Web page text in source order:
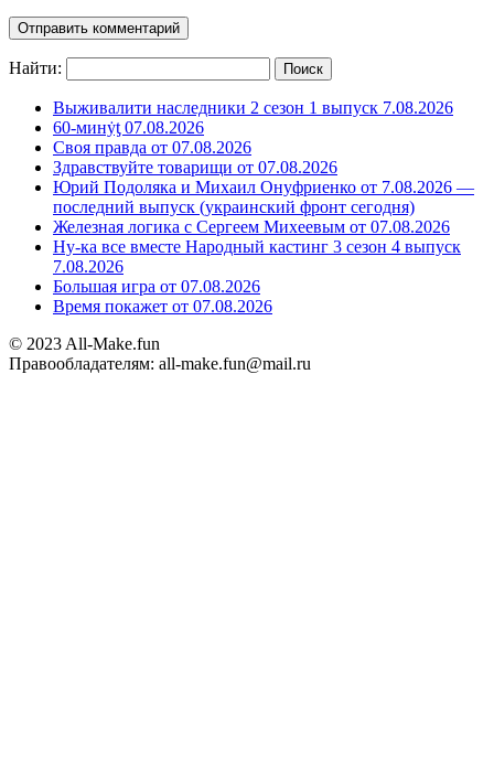
Найти:
Выживалити наследники 2 сезон 1 выпуск 7.08.2026
60-минẏƫ 07.08.2026
Своя правда от 07.08.2026
Здравствуйте товарищи от 07.08.2026
Юрий Подоляка и Михаил Онуфриенко от 7.08.2026 —
последний выпуск (украинский фронт сегодня)
Железная логика с Сергеем Михеевым от 07.08.2026
Ну-ка все вместе Народный кастинг 3 сезон 4 выпуск
7.08.2026
Большая игра от 07.08.2026
Время покажет от 07.08.2026
© 2023 All-Make.fun
Правообладателям: all-make.fun@mail.ru